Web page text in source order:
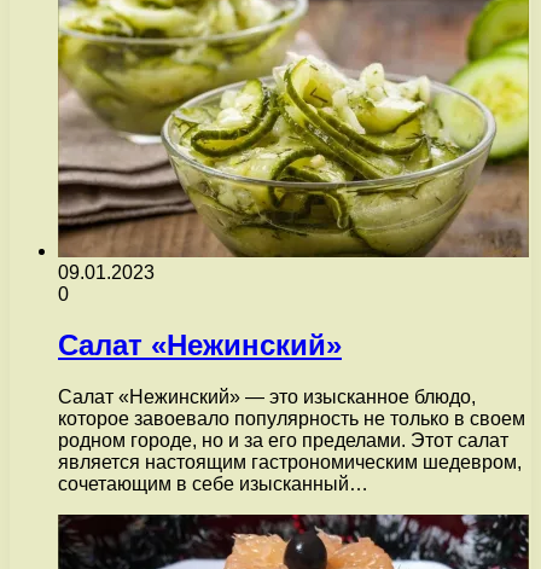
09.01.2023
0
Салат «Нежинский»
Салат «Нежинский» — это изысканное блюдо,
которое завоевало популярность не только в своем
родном городе, но и за его пределами. Этот салат
является настоящим гастрономическим шедевром,
сочетающим в себе изысканный…